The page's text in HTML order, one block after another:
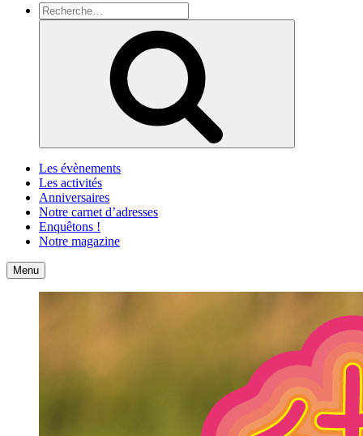
Recherche
pour
Les évènements
Les activités
Anniversaires
Notre carnet d’adresses
Enquêtons !
Notre magazine
Accueil
Menu Contact